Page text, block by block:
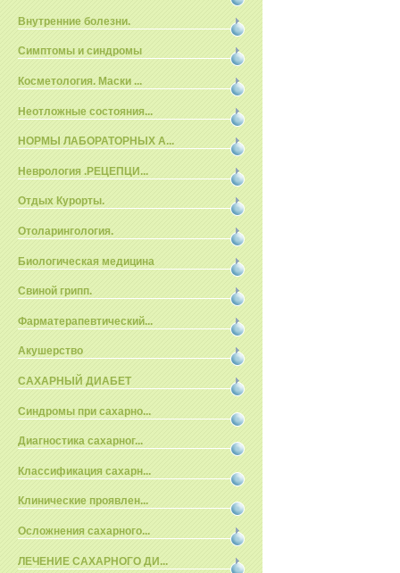
Внутренние болезни.
Симптомы и синдромы
Косметология. Маски ...
Неотложные состояния...
НОРМЫ ЛАБОРАТОРНЫХ А...
Неврология .РЕЦЕПЦИ...
Отдых Курорты.
Отоларингология.
Биологическая медицина
Свиной грипп.
Фарматерапевтический...
Акушерство
САХАРНЫЙ ДИАБЕТ
Синдромы при сахарно...
Диагностика сахарног...
Классификация сахарн...
Клинические проявлен...
Осложнения сахарного...
ЛЕЧЕНИЕ САХАРНОГО ДИ...